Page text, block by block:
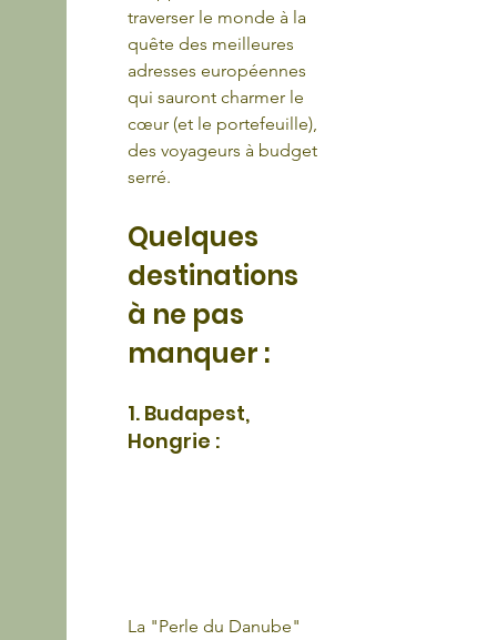
traverser le monde à la
quête des meilleures
adresses européennes
qui sauront charmer le
cœur (et le portefeuille),
des voyageurs à budget
serré.
Quelques
destinations
à ne pas
manquer :
1. Budapest,
Hongrie :
La "Perle du Danube"